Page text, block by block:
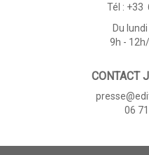
Tél : +33
Du
9h -
CONTACT
06